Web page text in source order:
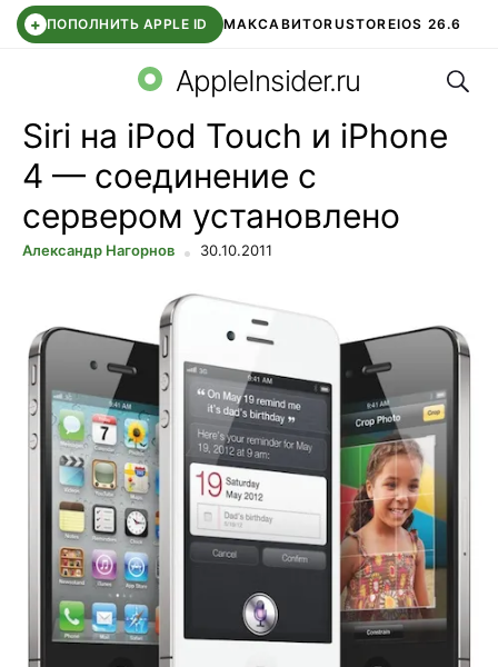
+ ПОПОЛНИТЬ APPLE ID МАКСАВИТОRUSTOREIOS 26.6
СБЕР КИДС ВТБ ОНЛАЙН ЧАТ В ROBLOX
AppleInsider.ru
Siri на iPod Touch и iPhone
4 — соединение с
сервером установлено
Александр Нагорнов 30.10.2011